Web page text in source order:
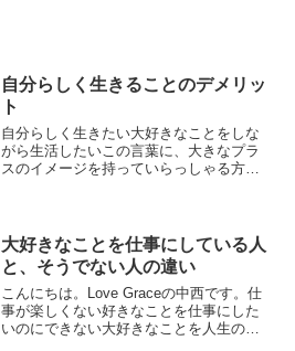
自分らしく生きることのデメリッ
ト
自分らしく生きたい大好きなことをしな
がら生活したいこの言葉に、大きなプラ
スのイメージを持っていらっしゃる方も
デメリットを目の当たりに...
大好きなことを仕事にしている人
と、そうでない人の違い
こんにちは。Love Graceの中西です。仕
事が楽しくない好きなことを仕事にした
いのにできない大好きなことを人生の中